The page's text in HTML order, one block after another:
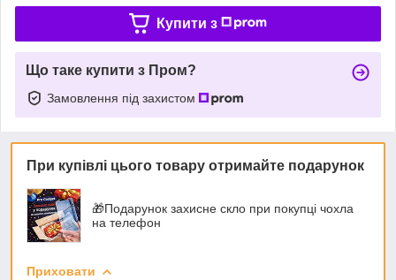
Купити з
Що таке купити з Пром?
Замовлення під захистом
При купівлі цього товару отримайте подарунок
🎁Подарунок захисне скло при покупці чохла
на телефон
Приховати